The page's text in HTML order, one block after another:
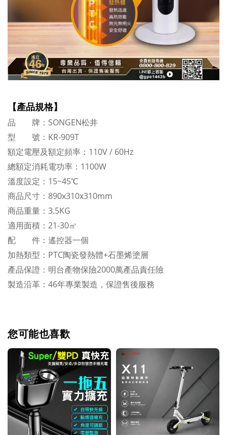
【產品規格】
品 牌：SONGEN松井
型 號：KR-909T
額定電壓及額定頻率：110V / 60Hz
總額定消耗電功率：1100W
溫度設定：15~45℃
商品尺寸：890x310x310mm
商品重量：3.5KG
適用面積：21-30㎡
配 件：遙控器一個
加熱類型：PTC陶瓷發熱體+石墨烯塗層
產品保證：明台產物保險2000萬產品責任險
製造沿革：46年專業製造，保證售後服務
您可能也喜歡